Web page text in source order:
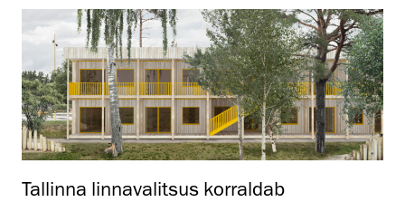
Tallinna linnavalitsus korraldab